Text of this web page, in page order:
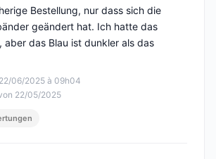
06/2025 à 09h04
22/05/2025
Bestellung, nur dass sich die
geändert hat. Ich hatte das
aber das Blau ist dunkler als das